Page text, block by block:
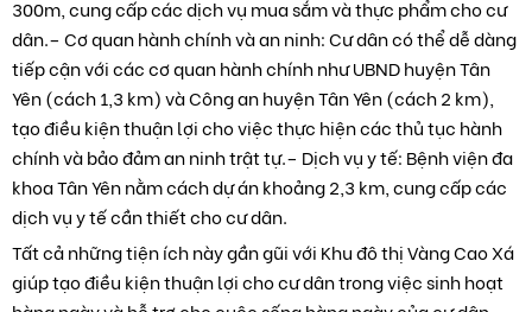
300m, cung cấp các dịch vụ mua sắm và thực phẩm cho cư
dân.– Cơ quan hành chính và an ninh: Cư dân có thể dễ dàng
tiếp cận với các cơ quan hành chính như UBND huyện Tân
Yên (cách 1,3 km) và Công an huyện Tân Yên (cách 2 km),
tạo điều kiện thuận lợi cho việc thực hiện các thủ tục hành
chính và bảo đảm an ninh trật tự.– Dịch vụ y tế: Bệnh viện đa
khoa Tân Yên nằm cách dự án khoảng 2,3 km, cung cấp các
dịch vụ y tế cần thiết cho cư dân.
Tất cả những tiện ích này gần gũi với Khu đô thị Vàng Cao Xá
giúp tạo điều kiện thuận lợi cho cư dân trong việc sinh hoạt